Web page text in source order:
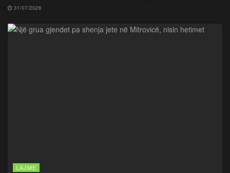
31/07/2026
LAJME